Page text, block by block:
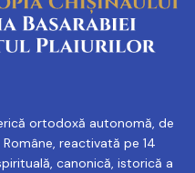
ortodoxă autonomă, de
reactivată pe 14
canonică, istorică a